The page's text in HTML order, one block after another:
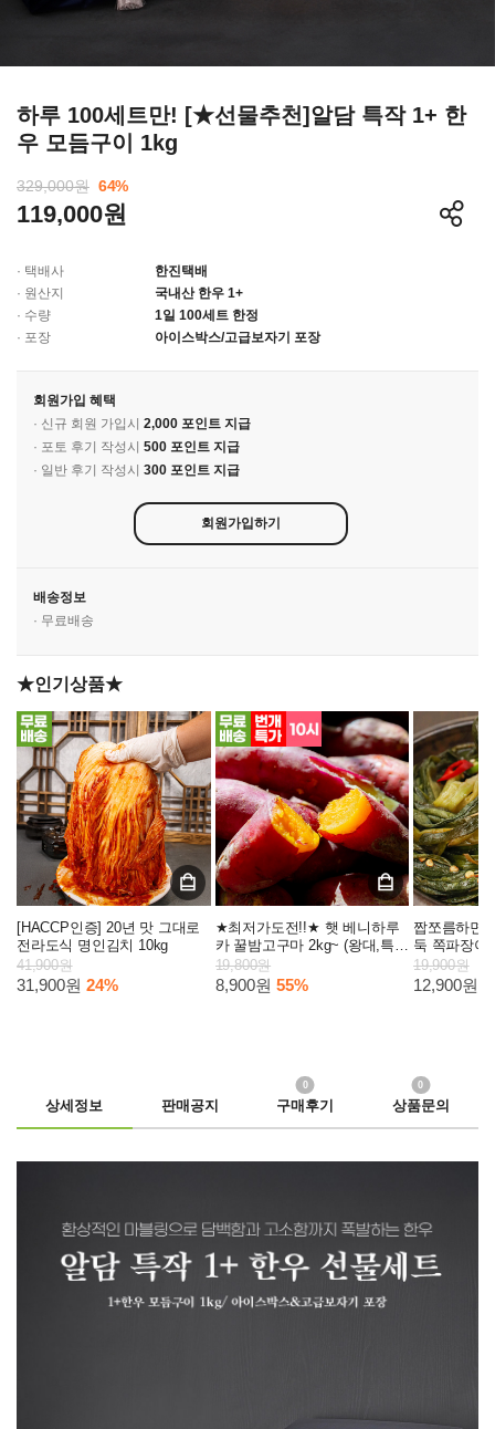
하루 100세트만! [★선물추천]알담 특작 1+ 한
우 모듬구이 1kg
329,000원 64%
119,000원
· 택배사
한진택배
· 원산지
국내산 한우 1+
· 수량
1일 100세트 한정
· 포장
아이스박스/고급보자기 포장
회원가입 혜택
· 신규 회원 가입시 2,000 포인트 지급
· 포토 후기 작성시 500 포인트 지급
· 일반 후기 작성시 300 포인트 지급
회원가입하기
배송정보
· 무료배송
★인기상품★
[HACCP인증] 20년 맛 그대로
전라도식 명인김치 10kg
41,900원
31,900원 24%
★최저가도전!!★ 햇 베니하루
카 꿀밤고구마 2kg~ (왕대,특
상,중상,한입)
19,800원
8,900원 55%
짭쪼름하면
둑 쪽파장아
19,900원
12,900원
상세정보 판매공지 구매후기
0
상품문의
0